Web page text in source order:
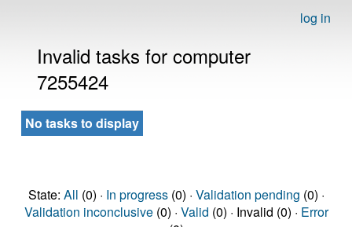
log in
Invalid tasks for computer
7255424
No tasks to display
State: All (0) · In progress(0) · Validation pending (0) ·
Validation inconclusive(0) · Valid (0) · Invalid (0) · Error